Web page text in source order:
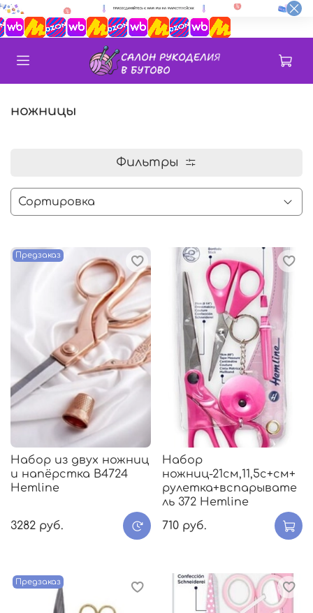
ножницы
Фильтры
Предзаказ
Набор из двух ножниц
и напёрстка В4724
Hemline
3282 руб.
Набор
ножниц-21см,11,5с+см+
рулетка+вспарывате
ль 372 Hemline
710 руб.
Предзаказ